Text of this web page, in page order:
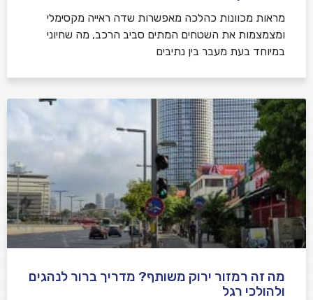
מראות מכוונות כהלכה מאפשרות שדה ראייה מקסימלי
ומצמצמות את השטחים המתים סביב הרכב, מה שחיוני
במיוחד בעת מעבר בין נתיבים
מה זה רמזור ירוק משותף? מדריך ברור לנהגים
ולהולכי רגל